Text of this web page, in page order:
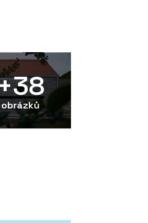
obrázků